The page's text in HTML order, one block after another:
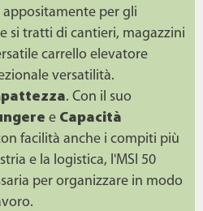
per gli
si tratti di cantieri, magazzini
carrello elevatore
versatilità.
. Con il suo
e Capacità
facilità anche i compiti più
e la logistica, l'MSI 50
per organizzare in modo